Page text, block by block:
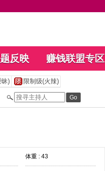
反映 赚钱联盟专区
昧) 限制级(火辣)
体重 : 43